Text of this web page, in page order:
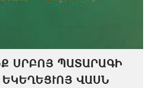
ՍՐԲՈՅ ՊԱՏԱՐԱԳԻ
ՎԱՍՆ